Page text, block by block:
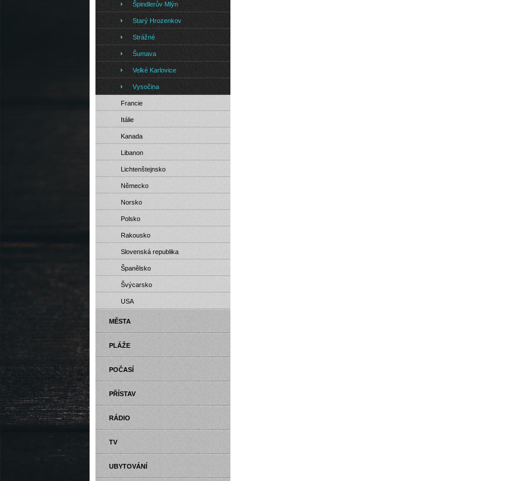
Špindlerův Mlýn
Starý Hrozenkov
Strážné
Šumava
Velké Karlovice
Vysočina
Francie
Itálie
Kanada
Libanon
Lichtenštejnsko
Německo
Norsko
Polsko
Rakousko
Slovenská republika
Španělsko
Švýcarsko
USA
MĚSTA
PLÁŽE
POČASÍ
PŘÍSTAV
RÁDIO
TV
UBYTOVÁNÍ